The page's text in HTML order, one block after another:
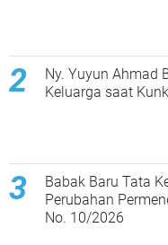
Ny. Yuyun Ahmad
Keluarga saat
Babak Baru Tata
Perubahan
No. 10/2026